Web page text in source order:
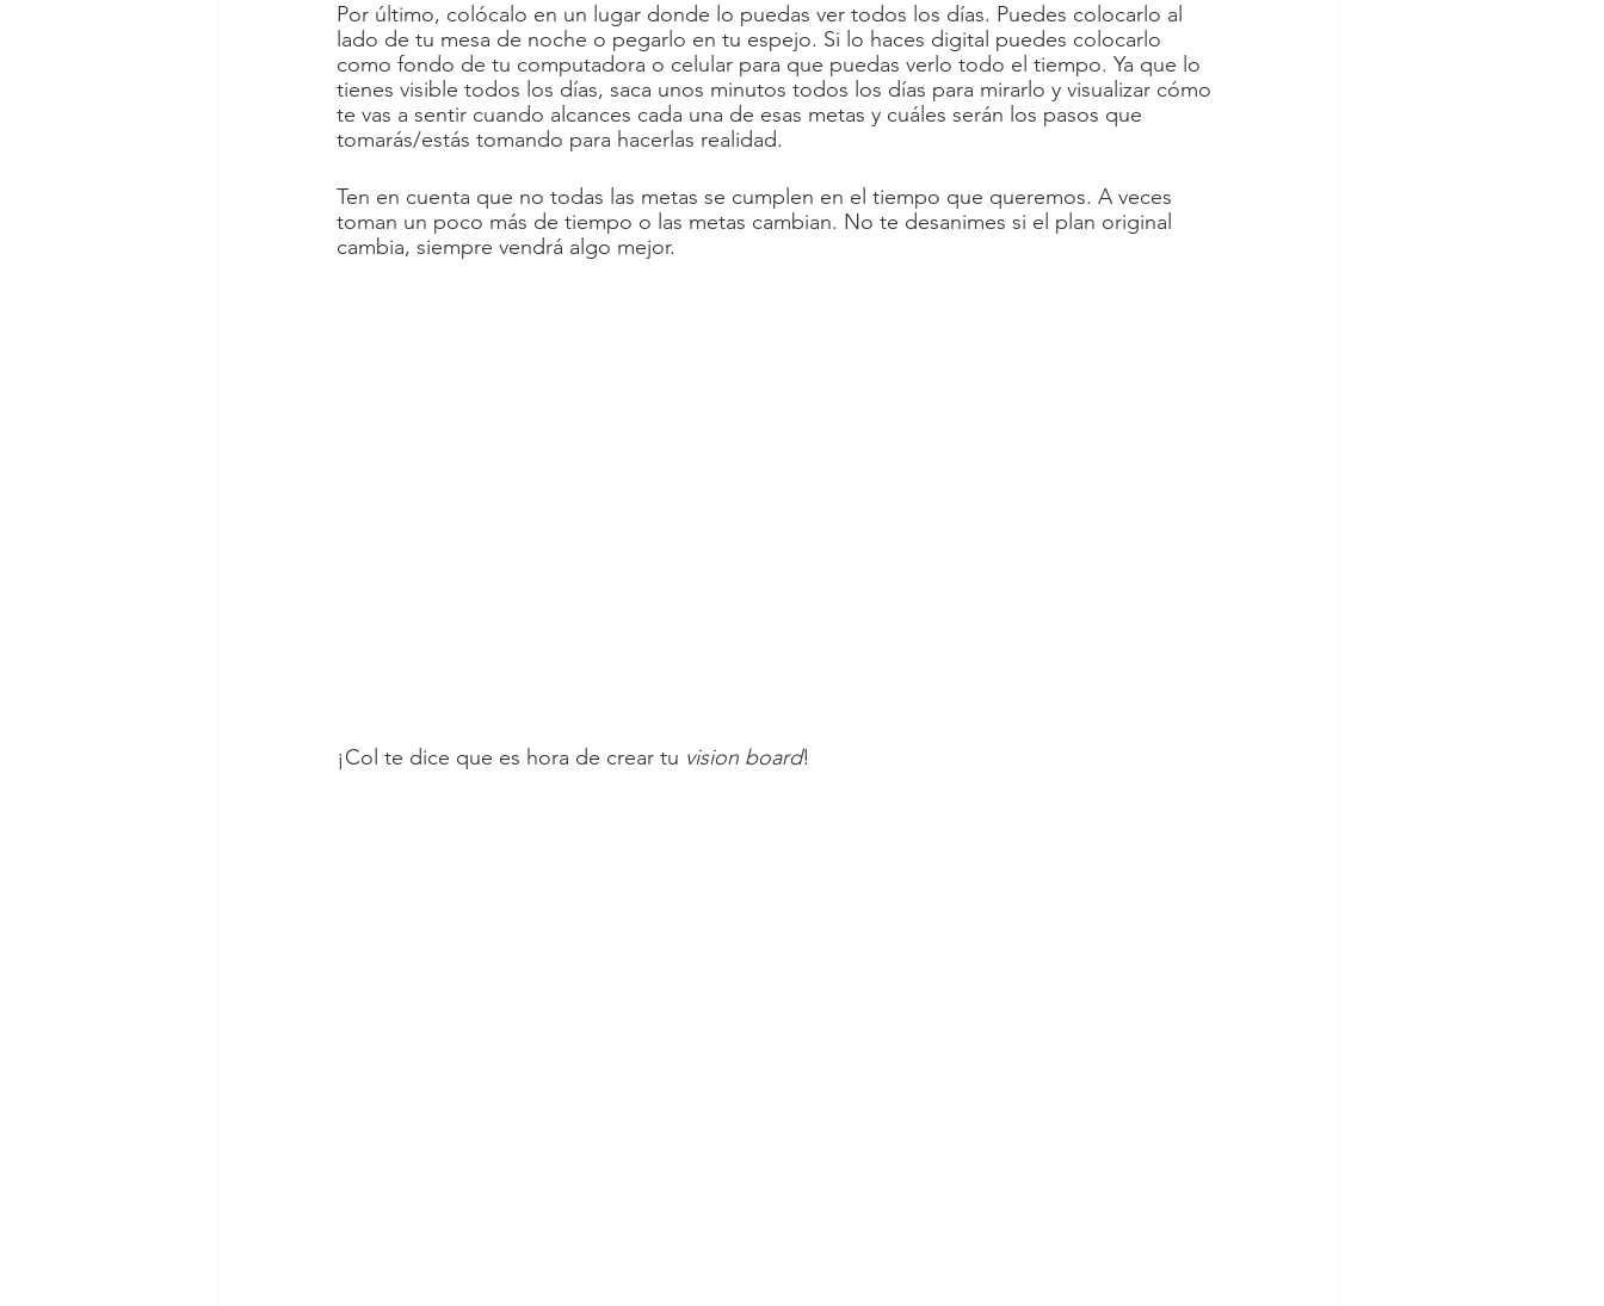
Por último, colócalo en un lugar donde lo puedas ver todos los días. Puedes colocarlo al
lado de tu mesa de noche o pegarlo en tu espejo. Si lo haces digital puedes colocarlo
como fondo de tu computadora o celular para que puedas verlo todo el tiempo. Ya que lo
tienes visible todos los días, saca unos minutos todos los días para mirarlo y visualizar cómo
te vas a sentir cuando alcances cada una de esas metas y cuáles serán los pasos que
tomarás/estás tomando para hacerlas realidad.
Ten en cuenta que no todas las metas se cumplen en el tiempo que queremos. A veces
toman un poco más de tiempo o las metas cambian. No te desanimes si el plan original
cambia, siempre vendrá algo mejor.
¡Col te dice que es hora de crear tu vision board!